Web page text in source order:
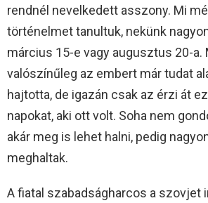
rendnél nevelkedett asszony. Mi
történelmet tanultuk, nekünk
március 15-e vagy augusztus 20-a.
valószínűleg az embert már tudat
hajtotta, de igazán csak az érzi át
napokat, aki ott volt. Soha nem
akár meg is lehet halni, pedig
meghaltak.
A fiatal szabadságharcos a szovjet